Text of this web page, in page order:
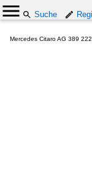
Suche
Mercedes Citaro AG 389